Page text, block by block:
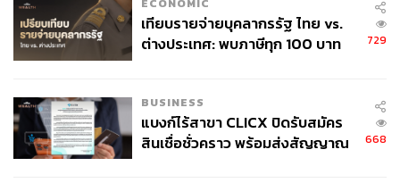
สงครามวอเตอร์ลู อังกฤษและปรัสเซีย ซึ่งเป็น 2 ใน 6 ชาติ
พันธมิตร จึงได้ยึดปืนใหญ่กลับไปยังประเทศของตน
เทียบรายจ่ายบุคลากรรัฐ ไทย vs.
ต่างประเทศ: พบภาษีทุก 100 บาท
729
BUSINESS
แบงก์ไร้สาขา CLICX ปิดรับสมัคร
สินเชื่อชั่วคราว พร้อมส่งสัญญาณ
668